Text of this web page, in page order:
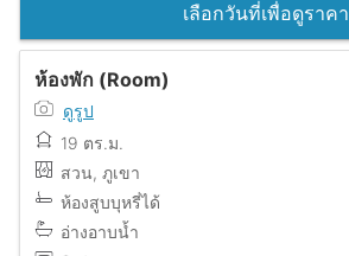
เลือกวันที่เพื่อดูราคา
ห้องพัก (Room)
ดูรูป
19 ตร.ม.
สวน, ภูเขา
ห้องสูบบุหรี่ได้
อ่างอาบน้ำ